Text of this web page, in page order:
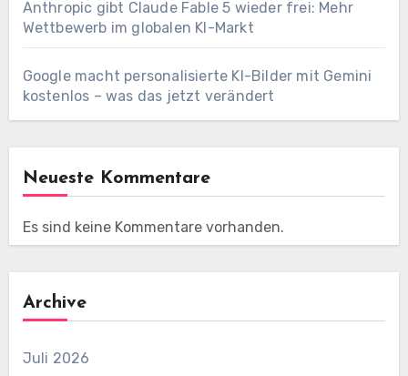
Anthropic gibt Claude Fable 5 wieder frei: Mehr
Wettbewerb im globalen KI-Markt
Google macht personalisierte KI-Bilder mit Gemini
kostenlos – was das jetzt verändert
Neueste Kommentare
Es sind keine Kommentare vorhanden.
Archive
Juli 2026